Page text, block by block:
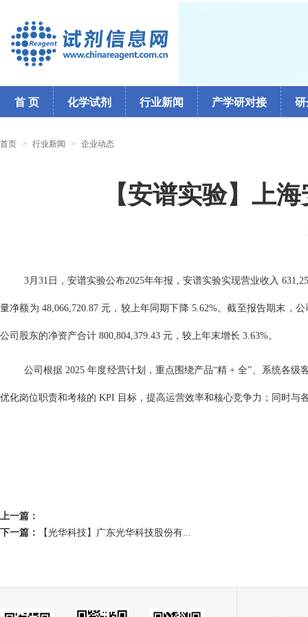
首 页 化学试剂 行业新闻 产学研对接 研
首页 > 行业新闻 > 企业动态
【安谱实验】上
3月31日，安谱实验公布2025年年报，安谱实验实现营业收入
量净额为 48,066,720.87 元，较上年同期下降 5.62%。截至报告期末，
公司股东的净资产合计 800,804,379.43 元，较上年末增长 3.63%。
公司根据 2025 年度经营计划，重点围绕产品“精 + 全”、系统各级
优化岗位职责和考核的 KPI 目标，提高运营效率和核心竞争力；同时
上一篇：
下一篇：
【光华科技】广东光华科技股份有...